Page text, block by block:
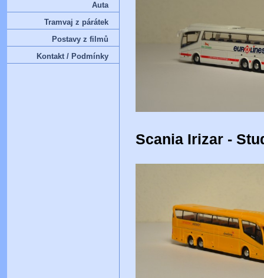
Scania Irizar -
Auta
Tramvaj z párátek
Postavy z filmů
Kontakt / Podmínky